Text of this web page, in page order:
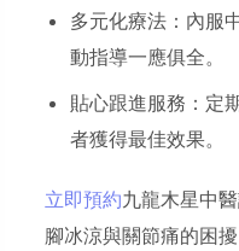
多元化療法：內服
動指導一應俱全。
貼心跟進服務：定
者獲得最佳效果。
立即預約九龍木星中
腳冰涼與關節痛的困